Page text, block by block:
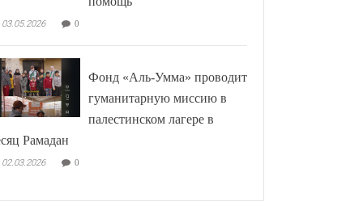
03.05.2026 0
Фонд «Аль-Умма» проводит
гуманитарную миссию в
палестинском лагере в
Рамадан
02.03.2026 0